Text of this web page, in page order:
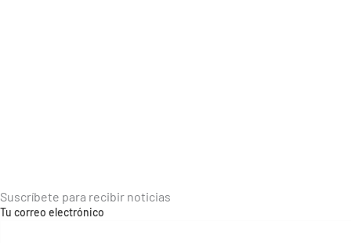
Suscríbete para recibir noticias
Tu correo electrónico